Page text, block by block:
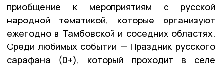
приобщение к мероприятиям с русской
народной тематикой, которые организуют
ежегодно в Тамбовской и соседних областях.
Среди любимых событий — Праздник русского
сарафана (0+), который проходит в селе